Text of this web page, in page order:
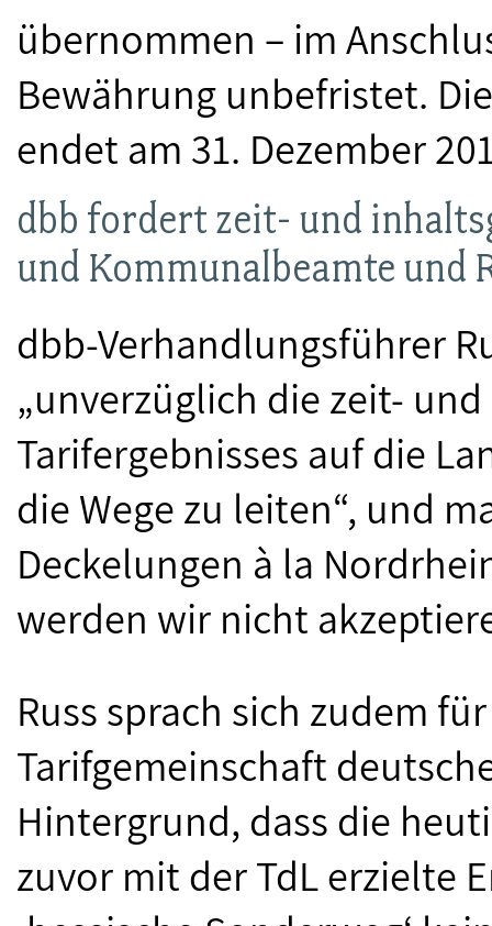
übernommen – im
Bewährung unbefristet.
endet am 31. Dezember
dbb fordert zeit- und
und Kommunalbeamte und
dbb-Verhandlungsführer
„unverzüglich die zeit-
Tarifergebnisses auf die
die Wege zu leiten“, und
Deckelungen à la
werden wir nicht
Russ sprach sich zudem
Tarifgemeinschaft
Hintergrund, dass die
zuvor mit der TdL erzielte